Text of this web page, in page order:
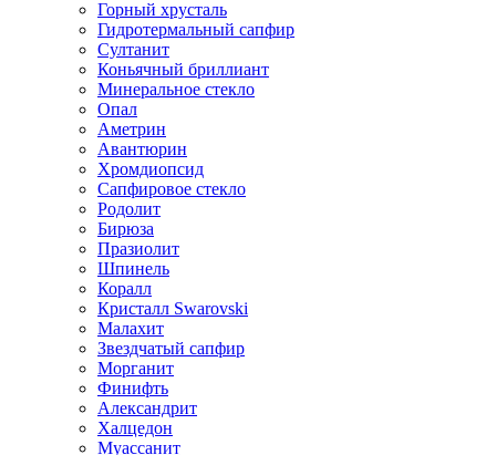
Горный хрусталь
Гидротермальный сапфир
Султанит
Коньячный бриллиант
Минеральное стекло
Опал
Аметрин
Авантюрин
Хромдиопсид
Сапфировое стекло
Родолит
Бирюза
Празиолит
Шпинель
Коралл
Кристалл Swarovski
Малахит
Звездчатый сапфир
Морганит
Финифть
Александрит
Халцедон
Муассанит